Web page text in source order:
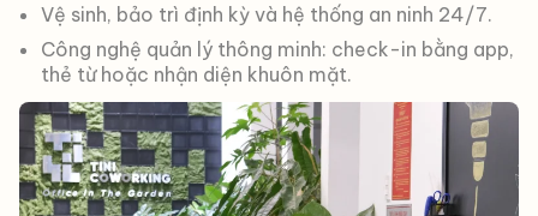
Vệ sinh, bảo trì định kỳ và hệ thống an ninh 24/7.
Công nghệ quản lý thông minh: check-in bằng app,
thẻ từ hoặc nhận diện khuôn mặt.